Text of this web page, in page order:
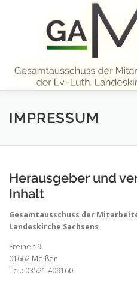
START MITTEILUNGEN
IMPRESSUM
Herausgeber und
Inhalt
Gesamtausschuss der
Landeskirche Sachsens
Freiheit 9
01662 Meißen
Tel.: 03521 409160